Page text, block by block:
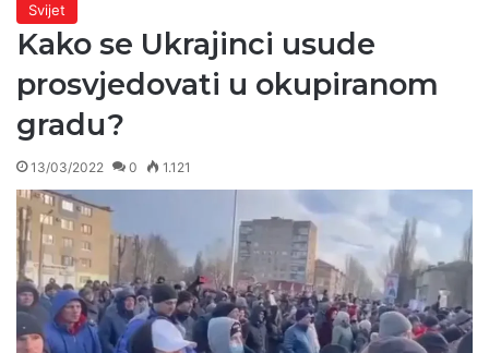
Svijet
Kako se Ukrajinci usude
prosvjedovati u okupiranom
gradu?
13/03/2022 0 1.121